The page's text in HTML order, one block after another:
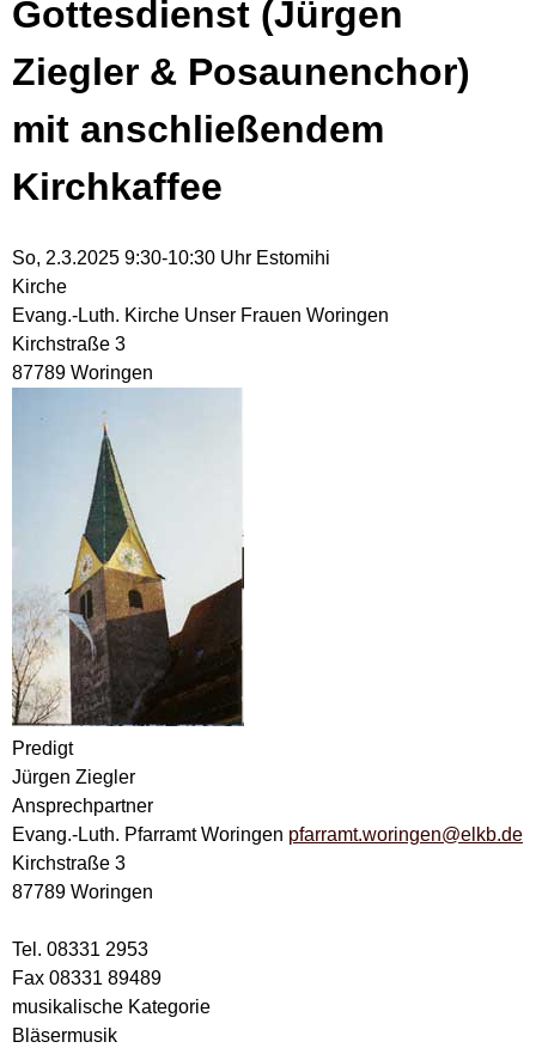
Gottesdienst (Jürgen
Ziegler & Posaunenchor)
mit anschließendem
Kirchkaffee
So, 2.3.2025 9:30-10:30 Uhr Estomihi
Kirche
Evang.-Luth. Kirche Unser Frauen Woringen
Kirchstraße 3
87789 Woringen
Predigt
Jürgen Ziegler
Ansprechpartner
Evang.-Luth. Pfarramt Woringen pfarramt.woringen@elkb.de
Kirchstraße 3
87789 Woringen
Tel. 08331 2953
Fax 08331 89489
musikalische Kategorie
Bläsermusik